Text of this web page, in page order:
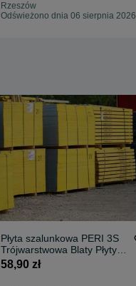
Rzeszów
Odświeżono dnia 06 sierpnia 2026
Płyta szalunkowa PERI 3S
Trójwarstwowa Blaty Płyty
Sklejka czarna PERI
58,90 zł